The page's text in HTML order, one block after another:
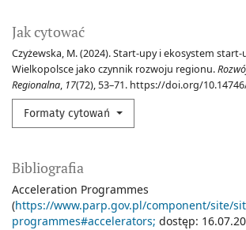
Jak cytować
Czyżewska, M. (2024). Start-upy i ekosystem
Wielkopolsce jako czynnik rozwoju regionu.
Regionalna, 17(72), 53–71. https://doi.org/
Formaty cytowań
Bibliografia
Acceleration Programmes
(https://www.parp.gov.pl/component/site/
programmes#accelerators; dostęp: